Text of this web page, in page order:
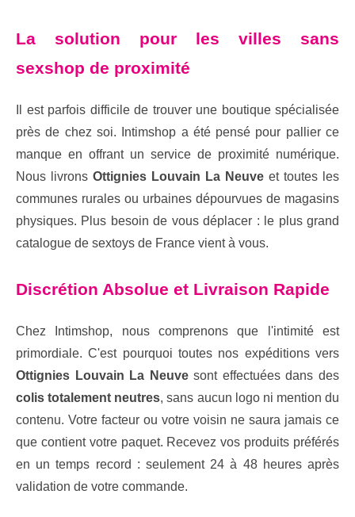
La solution pour les villes sans
sexshop de proximité
Il est parfois difficile de trouver une boutique spécialisée
près de chez soi. Intimshop a été pensé pour pallier ce
manque en offrant un service de proximité numérique.
Nous livrons Ottignies Louvain La Neuve et toutes les
communes rurales ou urbaines dépourvues de magasins
physiques. Plus besoin de vous déplacer : le plus grand
catalogue de sextoys de France vient à vous.
Discrétion Absolue et Livraison Rapide
Chez Intimshop, nous comprenons que l'intimité est
primordiale. C'est pourquoi toutes nos expéditions vers
Ottignies Louvain La Neuvesont effectuées dans des
colis totalement neutres, sans aucun logo ni mention du
contenu. Votre facteur ou votre voisin ne saura jamais ce
que contient votre paquet. Recevez vos produits préférés
en un temps record : seulement 24 à 48 heures après
validation de votre commande.